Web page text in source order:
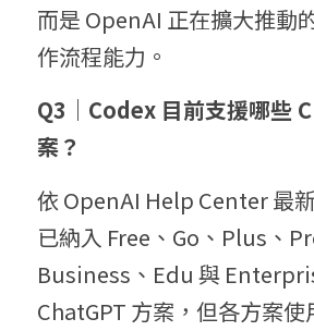
而是 OpenAI 正在擴大推動
作流程能力。
Q3｜Codex 目前支援哪些
案？
依 OpenAI Help Center 最
已納入 Free、Go、Plus、
Business、Edu 與
ChatGPT 方案，但各方案使